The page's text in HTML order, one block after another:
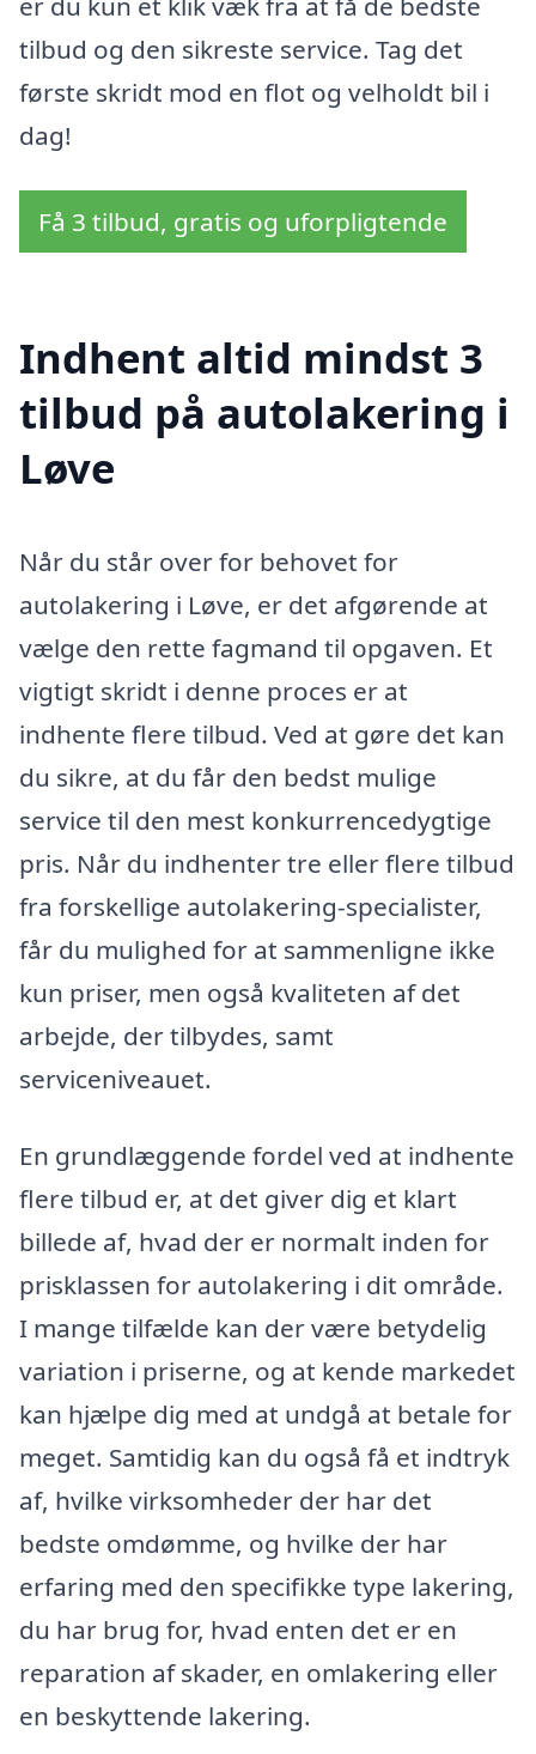
tilbud og den sikreste service. Tag det
første skridt mod en flot og velholdt bil i
dag!
Få 3 tilbud, gratis og uforpligtende
Indhent altid mindst 3
tilbud på autolakering i
Løve
Når du står over for behovet for
autolakering i Løve, er det afgørende at
vælge den rette fagmand til opgaven. Et
vigtigt skridt i denne proces er at
indhente flere tilbud. Ved at gøre det kan
du sikre, at du får den bedst mulige
service til den mest konkurrencedygtige
pris. Når du indhenter tre eller flere tilbud
fra forskellige autolakering-specialister,
får du mulighed for at sammenligne ikke
kun priser, men også kvaliteten af det
arbejde, der tilbydes, samt
serviceniveauet.
En grundlæggende fordel ved at indhente
flere tilbud er, at det giver dig et klart
billede af, hvad der er normalt inden for
prisklassen for autolakering i dit område.
I mange tilfælde kan der være betydelig
variation i priserne, og at kende markedet
kan hjælpe dig med at undgå at betale for
meget. Samtidig kan du også få et indtryk
af, hvilke virksomheder der har det
bedste omdømme, og hvilke der har
erfaring med den specifikke type lakering,
du har brug for, hvad enten det er en
reparation af skader, en omlakering eller
en beskyttende lakering.